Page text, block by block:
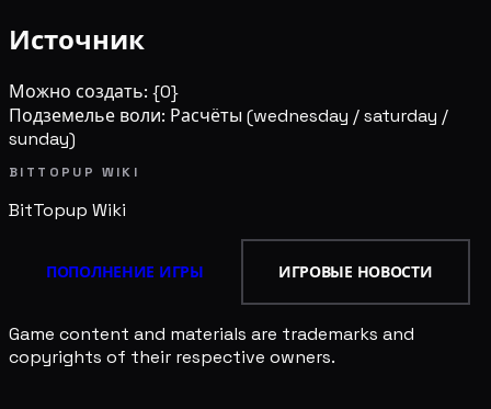
Источник
Можно создать: {0}
Подземелье воли: Расчёты (wednesday / saturday /
sunday)
BITTOPUP WIKI
BitTopup Wiki
ПОПОЛНЕНИЕ ИГРЫ ИГРОВЫЕ НОВОСТИ
Game content and materials are trademarks and
copyrights of their respective owners.